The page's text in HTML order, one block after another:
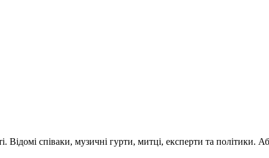
Відомі співаки, музичні гурти, митці, експерти та